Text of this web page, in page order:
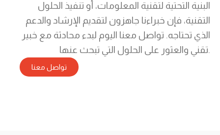
البنية التحتية لتقنية المعلومات، أو تنفيذ الحلول
التقنية، فإن خبراءنا جاهزون لتقديم الإرشاد والدعم
الذي تحتاجه. تواصل معنا اليوم لبدء محادثة مع خبير
تقني والعثور على الحلول التي تبحث عنها.
تواصل معنا